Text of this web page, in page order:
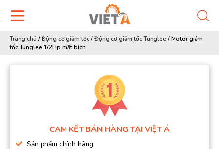
Trang chủ /Động cơ giảm tốc/Động cơ giảm tốc Tunglee /Motor giảm
tốc Tunglee 1/2Hp mặt bích
CAM KẾT BÁN HÀNG TẠI VIỆT Á
Sản phẩm chính hãng